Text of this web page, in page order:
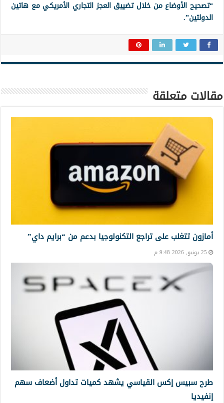
“تصحيح الأوضاع من خلال تضييق العجز التجاري الأمريكي مع هاتين
الدولتين”.
مقالات متعلقة
أمازون تتغلب على تراجع التكنولوجيا بدعم من “برايم داي”
25 يونيو, 2026 9:48 م
طرح سبيس إكس القياسي يشهد كميات تداول أضعاف سهم
إنفيديا